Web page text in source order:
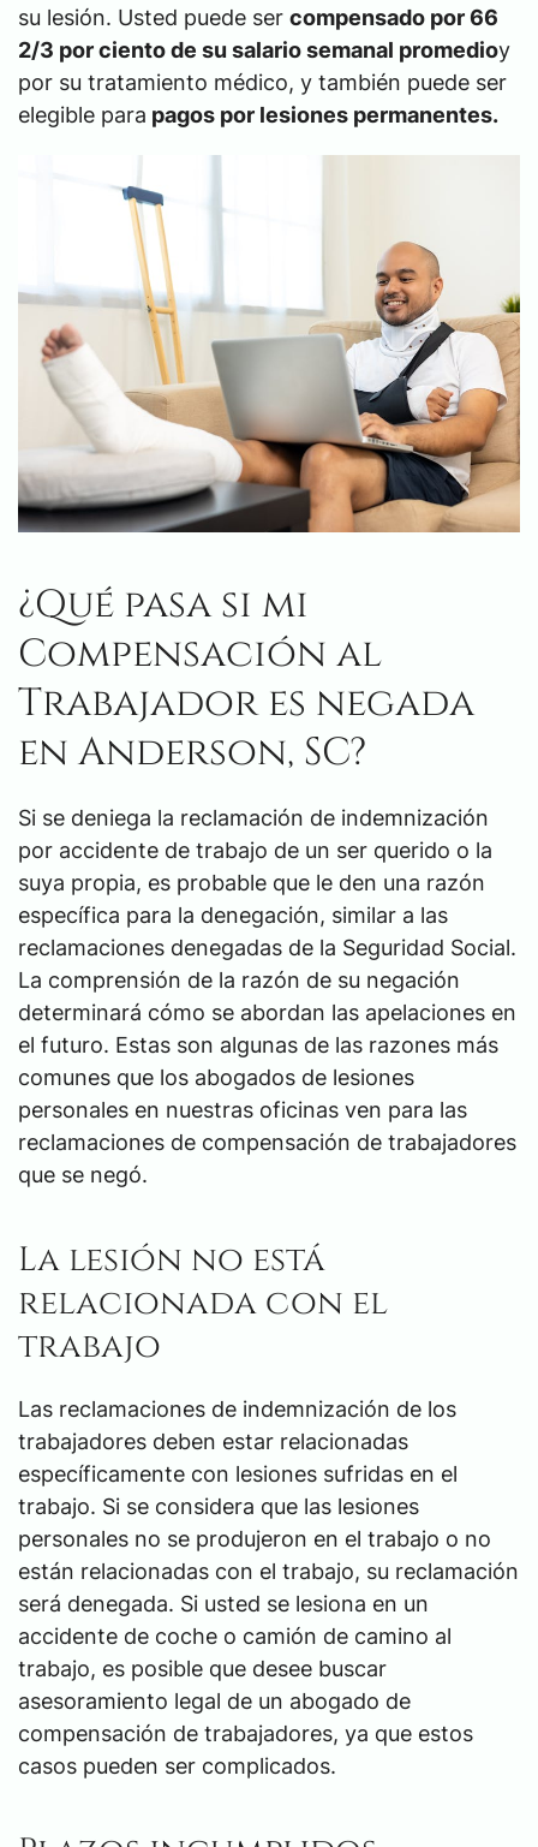
su lesión. Usted puede ser compensado por 66
2/3 por ciento de su salario semanal promedioy
por su tratamiento médico, y también puede ser
elegible para pagos por lesiones permanentes.
¿Qué pasa si mi
Compensación al
Trabajador es negada
en Anderson, SC?
Si se deniega la reclamación de indemnización
por accidente de trabajo de un ser querido o la
suya propia, es probable que le den una razón
específica para la denegación, similar a las
reclamaciones denegadas de la Seguridad Social.
La comprensión de la razón de su negación
determinará cómo se abordan las apelaciones en
el futuro. Estas son algunas de las razones más
comunes que los abogados de lesiones
personales en nuestras oficinas ven para las
reclamaciones de compensación de trabajadores
que se negó.
La lesión no está
relacionada con el
trabajo
Las reclamaciones de indemnización de los
trabajadores deben estar relacionadas
específicamente con lesiones sufridas en el
trabajo. Si se considera que las lesiones
personales no se produjeron en el trabajo o no
están relacionadas con el trabajo, su reclamación
será denegada. Si usted se lesiona en un
accidente de coche o camión de camino al
trabajo, es posible que desee buscar
asesoramiento legal de un abogado de
compensación de trabajadores, ya que estos
casos pueden ser complicados.